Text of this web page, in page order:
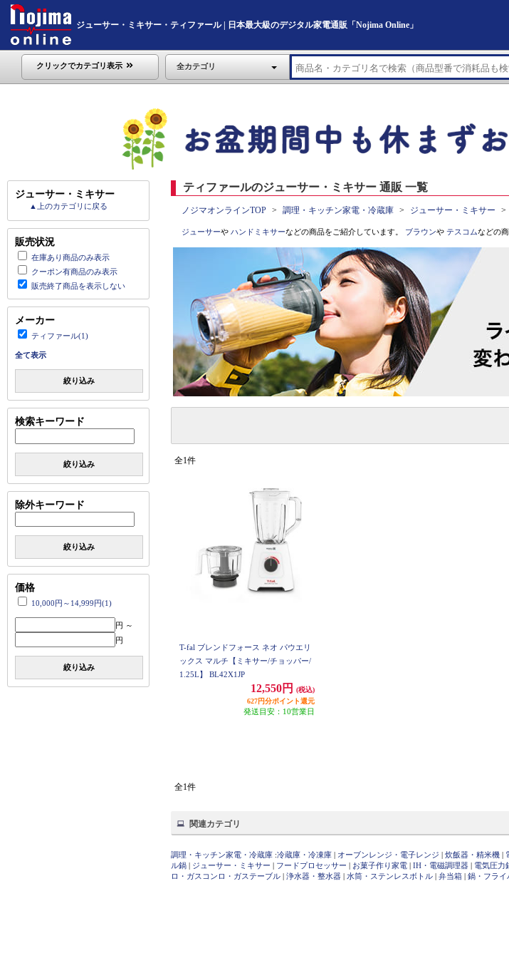
ジューサー・ミキサー・ティファール | 日本最大級のデジタル家電通販「Nojima Online」
クリックでカテゴリ表示 全カテゴリ
ジューサー・ミキサー
▲上のカテゴリに戻る
販売状況
在庫あり商品のみ表示
クーポン有商品のみ表示
販売終了商品を表示しない
メーカー
ティファール(1)
全て表示
絞り込み
検索キーワード
絞り込み
除外キーワード
絞り込み
価格
10,000円～14,999円(1)
円 ～
円
絞り込み
ティファールのジューサー・ミキサー 通販 一覧
ノジマオンラインTOP 調理・キッチン家電・冷蔵庫 ジューサー・ミキサー
ジューサーや ハンドミキサーなどの商品をご紹介しています。 ブラウンや テスコムなどの
全1件
T-fal ブレンドフォース ネオ パウエリ
ックス マルチ【ミキサー/チョッパー/
1.25L】 BL42X1JP
12,550円
(税込)
627円分ポイント還元
発送目安：10営業日
全1件
関連カテゴリ
調理・キッチン家電・冷蔵庫 :冷蔵庫・冷凍庫 | オーブンレンジ・電子レンジ | 炊飯器・精米機 |
ル鍋 | ジューサー・ミキサー | フードプロセッサー | お菓子作り家電 | IH・電磁調理器 | 電気圧力
ロ・ガスコンロ・ガステーブル | 浄水器・整水器 | 水筒・ステンレスボトル | 弁当箱 | 鍋・フライ